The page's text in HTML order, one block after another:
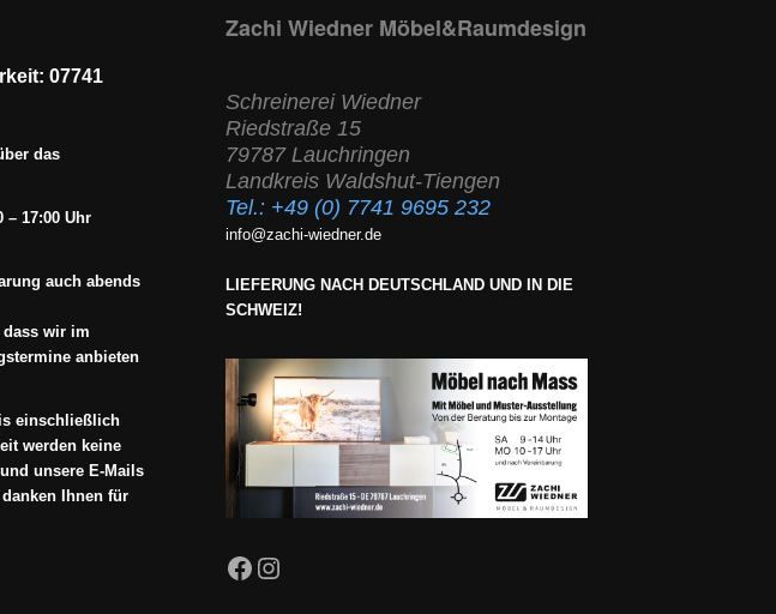
07741
das
– 17:00 Uhr
auch abends
dass wir im
anbieten
einschließlich
werden keine
unsere E-Mails
Ihnen für
Zachi Wiedner Möbel&Raumdesign
Schreinerei Wiedner
Riedstraße 15
79787 Lauchringen
Landkreis Waldshut-Tiengen
Tel.: +49 (0) 7741 9695 232
info@zachi-wiedner.de
LIEFERUNG NACH DEUTSCHLAND UND IN DIE
SCHWEIZ!
Facebook
Instagram